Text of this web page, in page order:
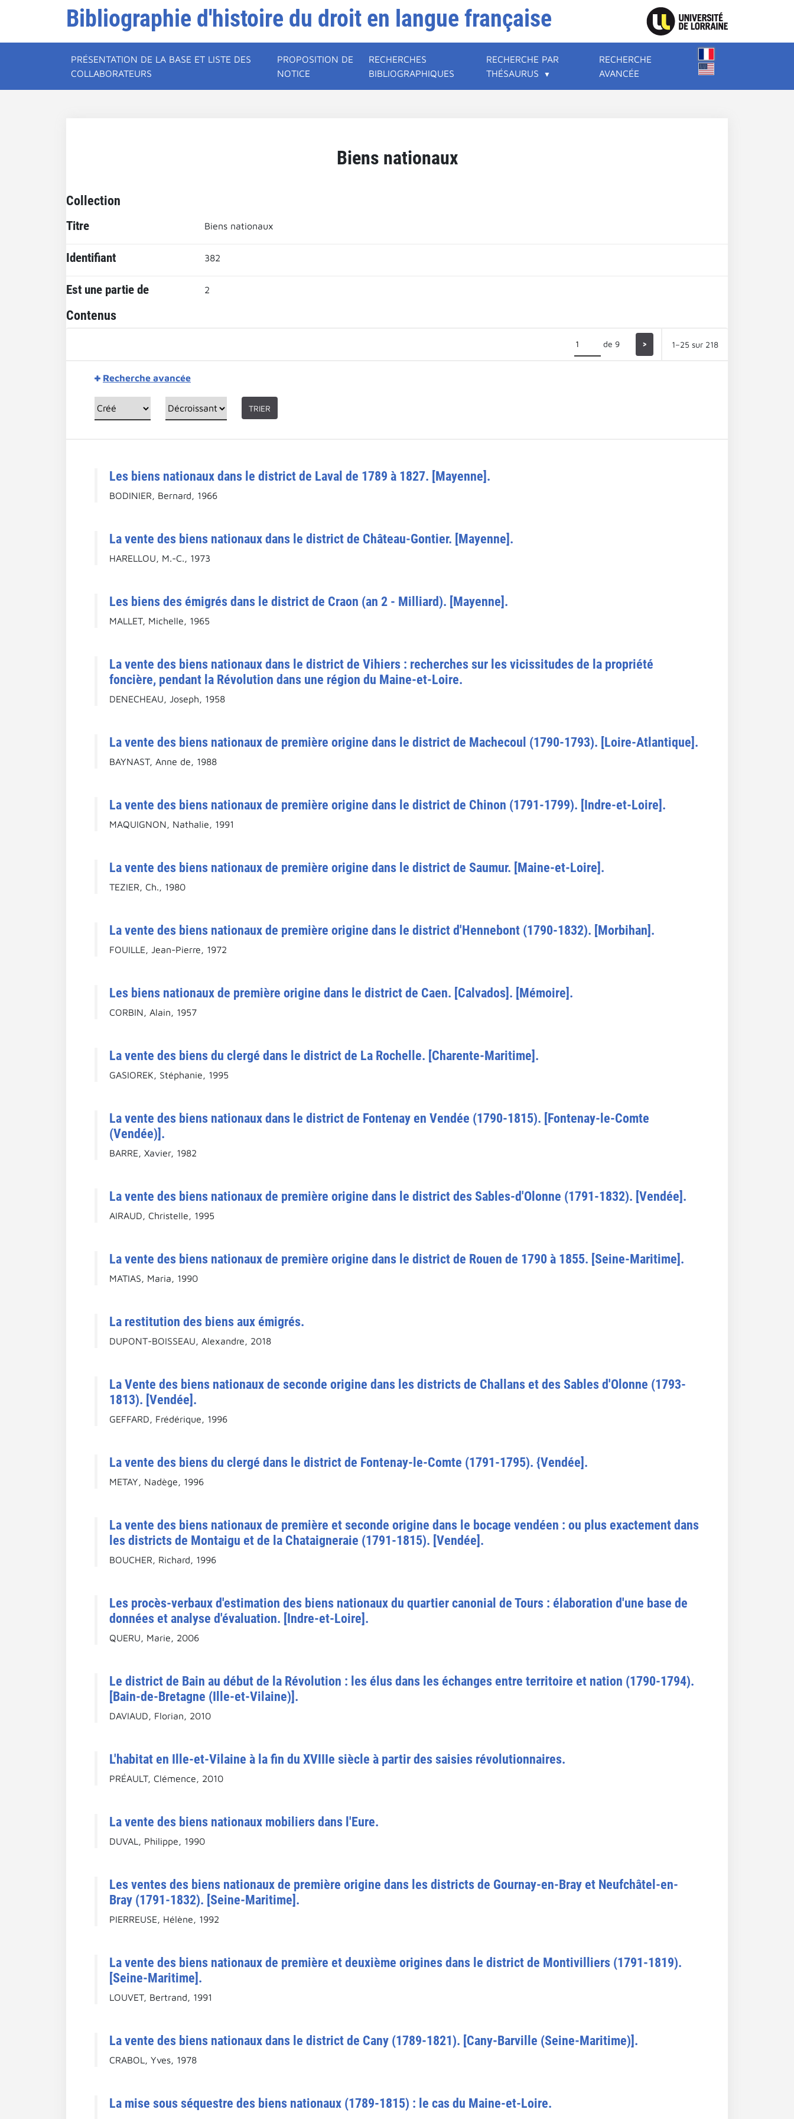
Bibliographie d'histoire du droit en langue française
PRÉSENTATION DE LA BASE ET LISTE DES
COLLABORATEURS
PROPOSITION DE
NOTICE
RECHERCHES
BIBLIOGRAPHIQUES
RECHERCHE PAR
THÉSAURUS
RECHERCHE
AVANCÉE
Biens nationaux
Collection
Titre Biens nationaux
Identifiant 382
Est une partie de 2
Contenus
de 9 > 1–25 sur 218
Recherche avancée
TRIER
Les biens nationaux dans le district de Laval de 1789 à 1827. [Mayenne].
BODINIER, Bernard, 1966
La vente des biens nationaux dans le district de Château-Gontier. [Mayenne].
HARELLOU, M.-C., 1973
Les biens des émigrés dans le district de Craon (an 2 - Milliard). [Mayenne].
MALLET, Michelle, 1965
La vente des biens nationaux dans le district de Vihiers : recherches sur les vicissitudes de la propriété
foncière, pendant la Révolution dans une région du Maine-et-Loire.
DENECHEAU, Joseph, 1958
La vente des biens nationaux de première origine dans le district de Machecoul (1790-1793). [Loire-Atlantique].
BAYNAST, Anne de, 1988
La vente des biens nationaux de première origine dans le district de Chinon (1791-1799). [Indre-et-Loire].
MAQUIGNON, Nathalie, 1991
La vente des biens nationaux de première origine dans le district de Saumur. [Maine-et-Loire].
TEZIER, Ch., 1980
La vente des biens nationaux de première origine dans le district d'Hennebont (1790-1832). [Morbihan].
FOUILLE, Jean-Pierre, 1972
Les biens nationaux de première origine dans le district de Caen. [Calvados]. [Mémoire].
CORBIN, Alain, 1957
La vente des biens du clergé dans le district de La Rochelle. [Charente-Maritime].
GASIOREK, Stéphanie, 1995
La vente des biens nationaux dans le district de Fontenay en Vendée (1790-1815). [Fontenay-le-Comte
(Vendée)].
BARRE, Xavier, 1982
La vente des biens nationaux de première origine dans le district des Sables-d'Olonne (1791-1832). [Vendée].
AIRAUD, Christelle, 1995
La vente des biens nationaux de première origine dans le district de Rouen de 1790 à 1855. [Seine-Maritime].
MATIAS, Maria, 1990
La restitution des biens aux émigrés.
DUPONT-BOISSEAU, Alexandre, 2018
La Vente des biens nationaux de seconde origine dans les districts de Challans et des Sables d'Olonne (1793-
1813). [Vendée].
GEFFARD, Frédérique, 1996
La vente des biens du clergé dans le district de Fontenay-le-Comte (1791-1795). {Vendée].
METAY, Nadège, 1996
La vente des biens nationaux de première et seconde origine dans le bocage vendéen : ou plus exactement dans
les districts de Montaigu et de la Chataigneraie (1791-1815). [Vendée].
BOUCHER, Richard, 1996
Les procès-verbaux d'estimation des biens nationaux du quartier canonial de Tours : élaboration d'une base de
données et analyse d'évaluation. [Indre-et-Loire].
QUERU, Marie, 2006
Le district de Bain au début de la Révolution : les élus dans les échanges entre territoire et nation (1790-1794).
[Bain-de-Bretagne (Ille-et-Vilaine)].
DAVIAUD, Florian, 2010
L'habitat en Ille-et-Vilaine à la fin du XVIIIe siècle à partir des saisies révolutionnaires.
PRÉAULT, Clémence, 2010
La vente des biens nationaux mobiliers dans l'Eure.
DUVAL, Philippe, 1990
Les ventes des biens nationaux de première origine dans les districts de Gournay-en-Bray et Neufchâtel-en-
Bray (1791-1832). [Seine-Maritime].
PIERREUSE, Hélène, 1992
La vente des biens nationaux de première et deuxième origines dans le district de Montivilliers (1791-1819).
[Seine-Maritime].
LOUVET, Bertrand, 1991
La vente des biens nationaux dans le district de Cany (1789-1821). [Cany-Barville (Seine-Maritime)].
CRABOL, Yves, 1978
La mise sous séquestre des biens nationaux (1789-1815) : le cas du Maine-et-Loire.